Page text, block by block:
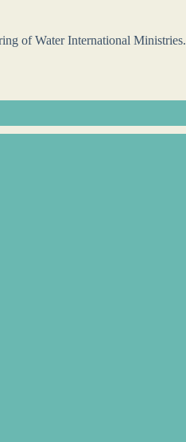
of Water International Ministries.